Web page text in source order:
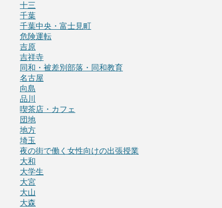
十三
千葉
千葉中央・富士見町
危険運転
吉原
吉祥寺
同和・被差別部落・同和教育
名古屋
向島
品川
喫茶店・カフェ
団地
地方
埼玉
夜の街で働く女性向けの出張授業
大和
大学生
大宮
大山
大森